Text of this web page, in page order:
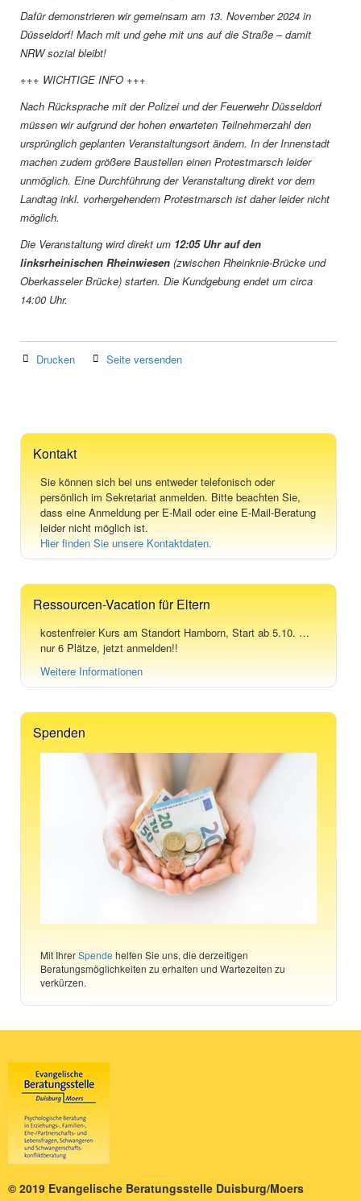
Dafür demonstrieren wir gemeinsam am 13. November 2024 in
Düsseldorf! Mach mit und gehe mit uns auf die Straße – damit
NRW sozial bleibt!
+++ WICHTIGE INFO +++
Nach Rücksprache mit der Polizei und der Feuerwehr Düsseldorf
müssen wir aufgrund der hohen erwarteten Teilnehmerzahl den
ursprünglich geplanten Veranstaltungsort ändern. In der Innenstadt
machen zudem größere Baustellen einen Protestmarsch leider
unmöglich. Eine Durchführung der Veranstaltung direkt vor dem
Landtag inkl. vorhergehendem Protestmarsch ist daher leider nicht
möglich.
Die Veranstaltung wird direkt um 12:05 Uhr auf den
linksrheinischen Rheinwiesen (zwischen Rheinknie-Brücke und
Oberkasseler Brücke) starten. Die Kundgebung endet um circa
14:00 Uhr.
Drucken Seite versenden
Kontakt
Sie können sich bei uns entweder telefonisch oder
persönlich im Sekretariat anmelden. Bitte beachten Sie,
dass eine Anmeldung per E-Mail oder eine E-Mail-Beratung
leider nicht möglich ist.
Hier finden Sie unsere Kontaktdaten.
Ressourcen-Vacation für Eltern
kostenfreier Kurs am Standort Hamborn, Start ab 5.10. …
nur 6 Plätze, jetzt anmelden!!
Weitere Informationen
Spenden
Mit IhrerSpende helfen Sie uns, die derzeitigen
Beratungsmöglichkeiten zu erhalten und Wartezeiten zu
verkürzen.
© 2019 Evangelische Beratungsstelle Duisburg/Moers